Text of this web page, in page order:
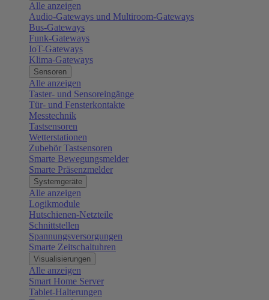
Alle anzeigen
Audio-Gateways und Multiroom-Gateways
Bus-Gateways
Funk-Gateways
IoT-Gateways
Klima-Gateways
Sensoren
Alle anzeigen
Taster- und Sensoreingänge
Tür- und Fensterkontakte
Messtechnik
Tastsensoren
Wetterstationen
Zubehör Tastsensoren
Smarte Bewegungsmelder
Smarte Präsenzmelder
Systemgeräte
Alle anzeigen
Logikmodule
Hutschienen-Netzteile
Schnittstellen
Spannungsversorgungen
Smarte Zeitschaltuhren
Visualisierungen
Alle anzeigen
Smart Home Server
Tablet-Halterungen